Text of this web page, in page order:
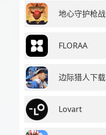
地心守护枪战
FLORAA
边际猎人下载
Lovart